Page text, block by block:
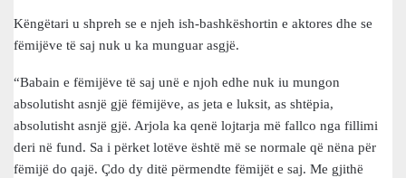
Këngëtari u shpreh se e njeh ish-bashkëshortin e aktores dhe se
fëmijëve të saj nuk u ka munguar asgjë.
“Babain e fëmijëve të saj unë e njoh edhe nuk iu mungon
absolutisht asnjë gjë fëmijëve, as jeta e luksit, as shtëpia,
absolutisht asnjë gjë. Arjola ka qenë lojtarja më fallco nga fillimi
deri në fund. Sa i përket lotëve është më se normale që nëna për
fëmijë do qajë. Çdo dy ditë përmendte fëmijët e saj. Me gjithë